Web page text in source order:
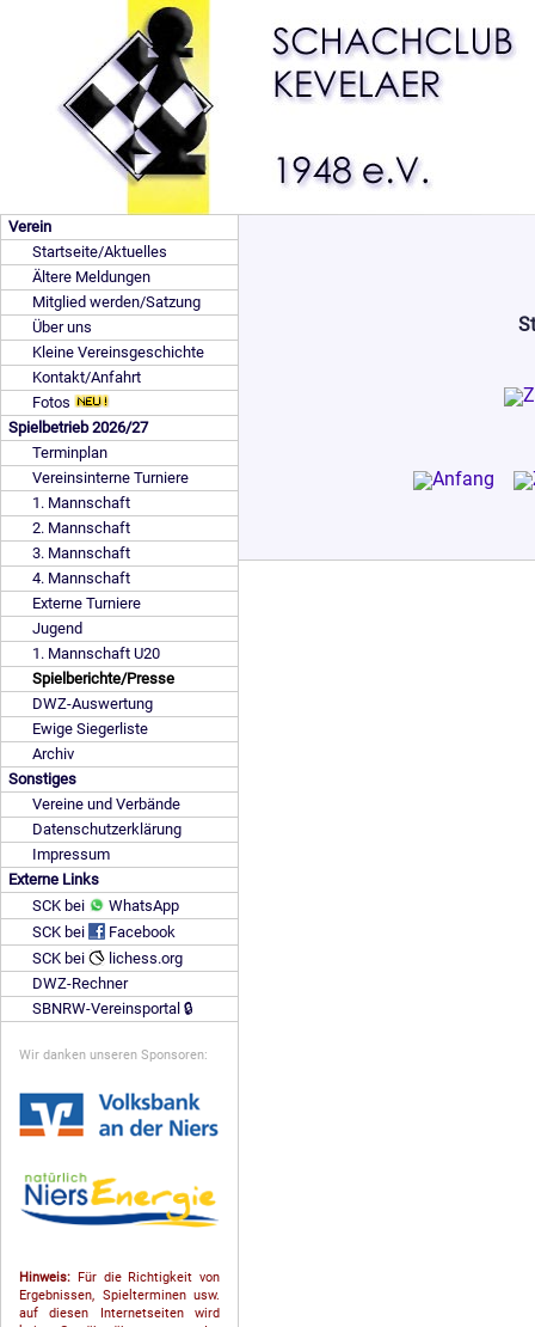
Verein
Startseite/Aktuelles
Ältere Meldungen
Mitglied werden/Satzung
Über uns
Kleine Vereinsgeschichte
Kontakt/Anfahrt
Fotos
Spielbetrieb 2026/27
Terminplan
Vereinsinterne Turniere
1. Mannschaft
2. Mannschaft
3. Mannschaft
4. Mannschaft
Externe Turniere
Jugend
1. Mannschaft U20
Spielberichte/Presse
DWZ-Auswertung
Ewige Siegerliste
Archiv
Sonstiges
Vereine und Verbände
Datenschutzerklärung
Impressum
Externe Links
SCK bei
WhatsApp
SCK bei
Facebook
SCK bei
lichess.org
DWZ-Rechner
SBNRW-Vereinsportal 🔒
Wir danken unseren Sponsoren:
Hinweis: Für die Richtigkeit von
Ergebnissen, Spielterminen usw.
auf diesen Internetseiten wird